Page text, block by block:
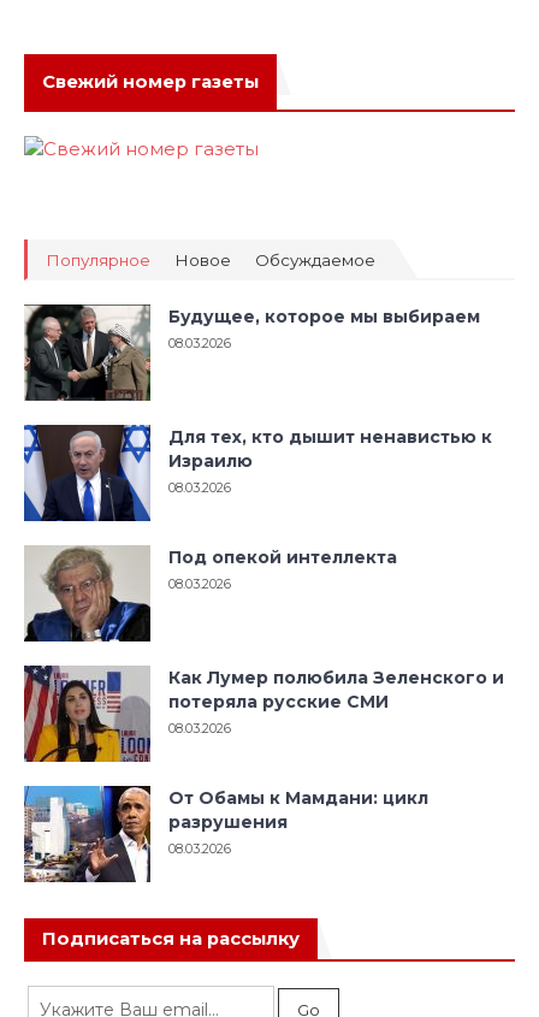
Свежий номер газеты
Популярное Новое Обсуждаемое
Будущее, которое мы выбираем
08.03.2026
Для тех, кто дышит ненавистью к
Израилю
08.03.2026
Под опекой интеллекта
08.03.2026
Как Лумер полюбила Зеленского и
потеряла русские СМИ
08.03.2026
От Обамы к Мамдани: цикл
разрушения
08.03.2026
Подписаться на рассылку